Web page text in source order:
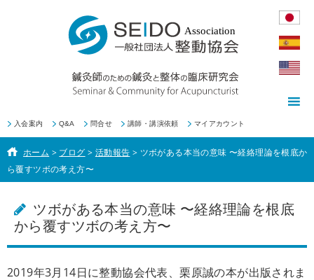
入会案内 Q&A 問合せ 講師・講演依頼 マイアカウント
ホーム > ブログ > 活動報告 > ツボがある本当の意味 〜経絡理論を根底か
ら覆すツボの考え方〜
ツボがある本当の意味 〜経絡理論を根底
から覆すツボの考え方〜
2019年3月14日に整動協会代表、栗原誠の本が出版されま